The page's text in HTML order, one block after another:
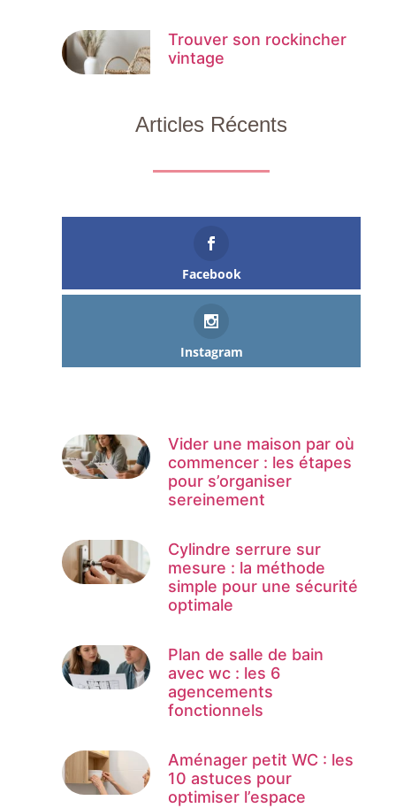
Trouver son rockincher
vintage
Articles Récents
Facebook
Instagram
Vider une maison par où
commencer : les étapes
pour s’organiser
sereinement
Cylindre serrure sur
mesure : la méthode
simple pour une sécurité
optimale
Plan de salle de bain
avec wc : les 6
agencements
fonctionnels
Aménager petit WC : les
10 astuces pour
optimiser l’espace